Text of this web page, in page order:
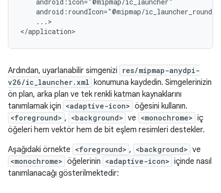
...>
</application>
Ardından, uyarlanabilir simgenizi
res/mipmap-anydpi-
v26/ic_launcher.xml konumuna kaydedin. Simgelerinizin
ön plan, arka plan ve tek renkli katman kaynaklarını
tanımlamak için <adaptive-icon> öğesini kullanın.
<foreground> , <background> ve <monochrome> iç
öğeleri hem vektör hem de bit eşlem resimleri destekler.
Aşağıdaki örnekte <foreground> , <background> ve
<monochrome> öğelerinin <adaptive-icon> içinde nasıl
tanımlanacağı gösterilmektedir: